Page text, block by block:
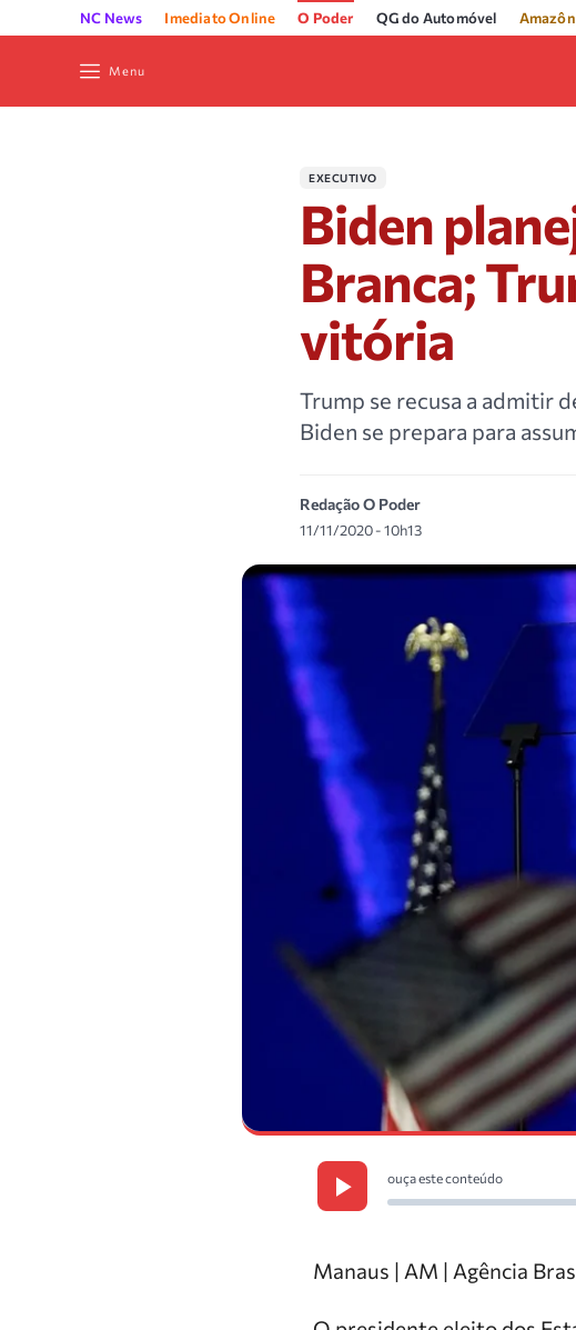
NC News Imediato Online O Poder QG do Automóvel
Menu
EXECUTIVO
Biden
Branca;
vitória
Trump se recusa a admitir
Biden se prepara para
Redação O Poder
11/11/2020 - 10h13
ouça este conteúdo
Manaus | AM | Agência